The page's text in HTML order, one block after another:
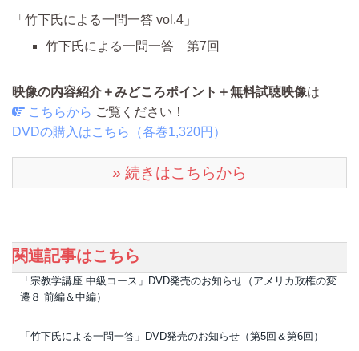
「 竹下氏による一問一答 vol.4 」
竹下氏による一問一答 第7回
映像の内容紹介＋みどころポイント＋無料試聴映像は
こちらから ご覧ください！
DVDの購入はこちら（各巻1,320円）
» 続きはこちらから
関連記事はこちら
「宗教学講座 中級コース」DVD発売のお知らせ（アメリカ政権の変
遷８ 前編＆中編）
「竹下氏による一問一答」DVD発売のお知らせ（第5回＆第6回）